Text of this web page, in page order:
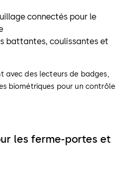
connectés pour le
battantes, coulissantes et
avec des lecteurs de badges,
biométriques pour un contrôle
les ferme-portes et